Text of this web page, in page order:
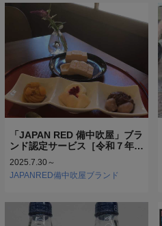
「JAPAN RED 備中吹屋」ブラ
ンド認定サービス［令和７年…
2025.7.30～
JAPANRED備中吹屋ブランド